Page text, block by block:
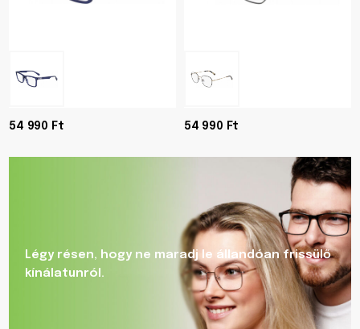
54 990 Ft 54 990 Ft
Légy résen, hogy ne maradj le állandóan frissülő
kínálatunról.